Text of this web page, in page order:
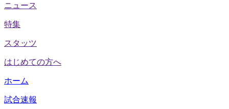
ニュース
特集
スタッツ
はじめての方へ
ホーム
試合速報